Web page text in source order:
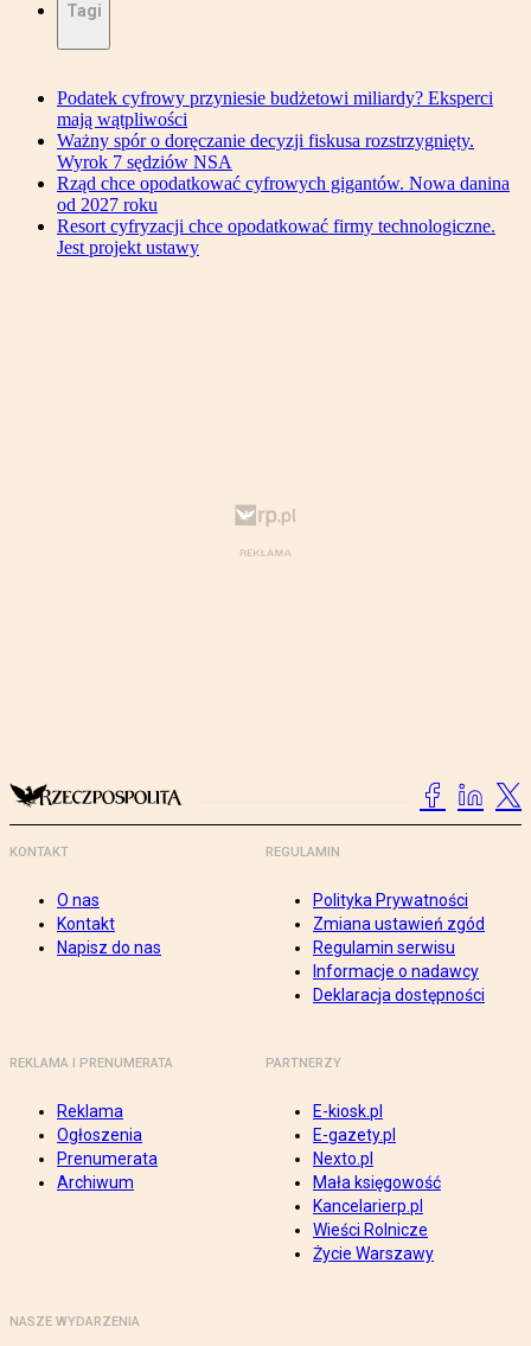
Tagi
Podatek cyfrowy przyniesie budżetowi miliardy? Eksperci
mają wątpliwości
Ważny spór o doręczanie decyzji fiskusa rozstrzygnięty.
Wyrok 7 sędziów NSA
Rząd chce opodatkować cyfrowych gigantów. Nowa danina
od 2027 roku
Resort cyfryzacji chce opodatkować firmy technologiczne.
Jest projekt ustawy
KONTAKT
O nas
Kontakt
Napisz do nas
REGULAMIN
Polityka Prywatności
Zmiana ustawień zgód
Regulamin serwisu
Informacje o nadawcy
Deklaracja dostępności
REKLAMA I PRENUMERATA
Reklama
Ogłoszenia
Prenumerata
Archiwum
PARTNERZY
E-kiosk.pl
E-gazety.pl
Nexto.pl
Mała księgowość
Kancelarierp.pl
Wieści Rolnicze
Życie Warszawy
NASZE WYDARZENIA